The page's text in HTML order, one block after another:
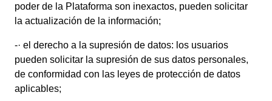
poder de la Plataforma son inexactos, pueden solicitar
la actualización de la información;
-· el derecho a la supresión de datos: los usuarios
pueden solicitar la supresión de sus datos personales,
de conformidad con las leyes de protección de datos
aplicables;